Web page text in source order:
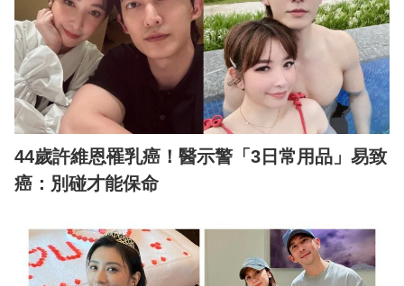
44歲許維恩罹乳癌！醫示警「3日常用品」易致
癌：別碰才能保命